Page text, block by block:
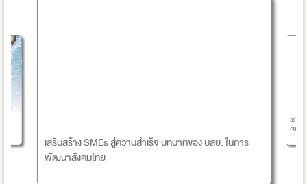
เสริมสร้าง SMEs สู่ความสำเร็จ บทบาทของ บสย. ในการ
พัฒนาสังคมไทย
วิธีวาง
คนแต่ล่